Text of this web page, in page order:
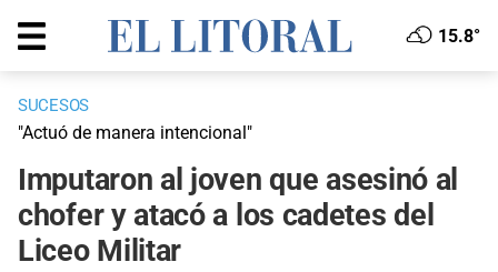
15.8°
SUCESOS
"Actuó de manera intencional"
Imputaron al joven que asesinó al
chofer y atacó a los cadetes del
Liceo Militar